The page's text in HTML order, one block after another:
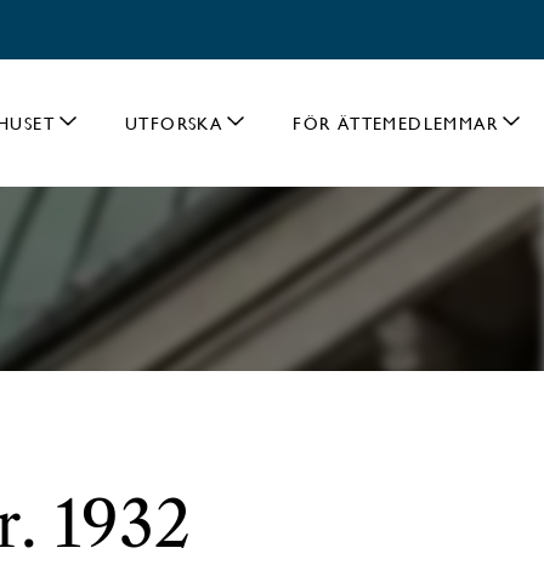
UTFORSKA FÖR ÄTTEMEDLEMMAR
1932